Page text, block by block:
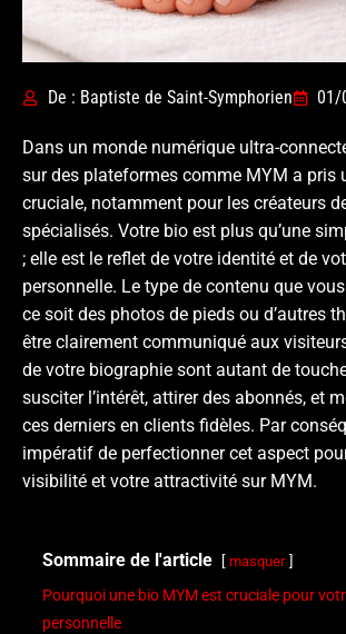
De : Baptiste de Saint-Symphorien 01/
Dans un monde numérique ultra-
sur des plateformes comme MYM a pris
cruciale, notamment pour les créateurs
spécialisés. Votre bio est plus qu’une
; elle est le reflet de votre identité et de
personnelle. Le type de contenu que
ce soit des photos de pieds ou d’autres
être clairement communiqué aux
de votre biographie sont autant de
susciter l’intérêt, attirer des abonnés, et
ces derniers en clients fidèles. Par
impératif de perfectionner cet aspect
visibilité et votre attractivité sur MYM.
Sommaire de l'article masquer
Pourquoi une bio MYM est cruciale pour
personnelle